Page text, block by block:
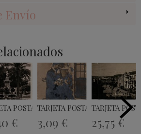
Envío
DEL MERCADO -...
POSTAL MONUMENTO DE
€
TARJETA POSTAL
3,09 €
TARJETA
25,75 €